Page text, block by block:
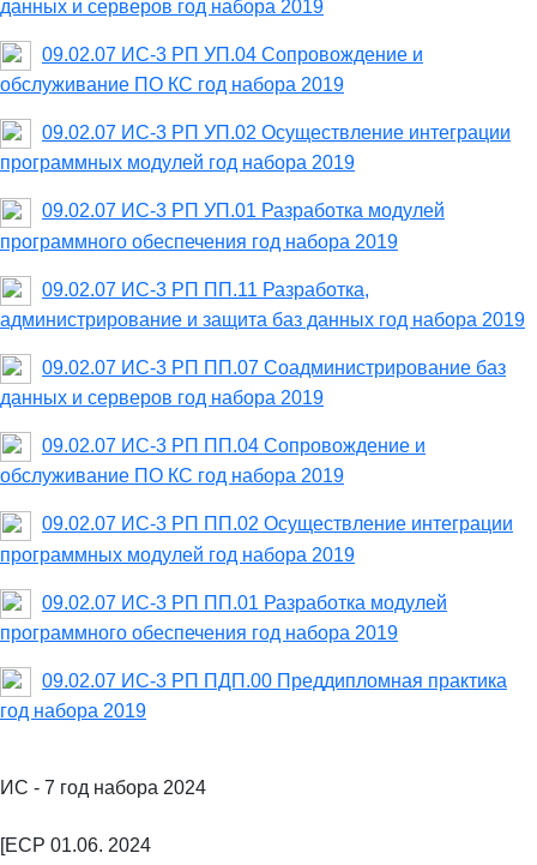
данных и серверов год набора 2019
09.02.07 ИС-3 РП УП.04 Сопровождение и
обслуживание ПО КС год набора 2019
09.02.07 ИС-3 РП УП.02 Осуществление интеграции
программных модулей год набора 2019
09.02.07 ИС-3 РП УП.01 Разработка модулей
программного обеспечения год набора 2019
09.02.07 ИС-3 РП ПП.11 Разработка,
администрирование и защита баз данных год набора 2019
09.02.07 ИС-3 РП ПП.07 Соадминистрирование баз
данных и серверов год набора 2019
09.02.07 ИС-3 РП ПП.04 Сопровождение и
обслуживание ПО КС год набора 2019
09.02.07 ИС-3 РП ПП.02 Осуществление интеграции
программных модулей год набора 2019
09.02.07 ИС-3 РП ПП.01 Разработка модулей
программного обеспечения год набора 2019
09.02.07 ИС-3 РП ПДП.00 Преддипломная практика
год набора 2019
ИС - 7 год набора 2024
[ECP 01.06. 2024